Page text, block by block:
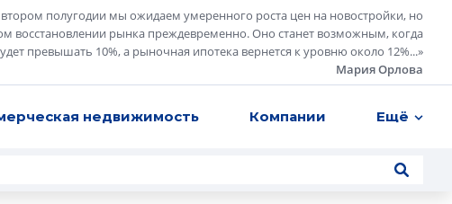
полугодии мы ожидаем умеренного роста цен на новостройки, но
восстановлении рынка преждевременно. Оно станет возможным, когда
превышать 10%, а рыночная ипотека вернется к уровню около 12%...»
Мария Орлова
недвижимость Компании Ещё